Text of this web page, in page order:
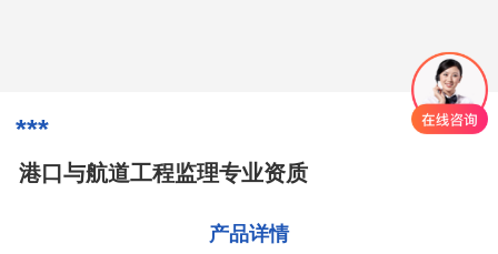
***
港口与航道工程监理专业资质
产品详情